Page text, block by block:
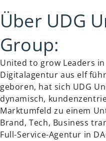
Über UDG
Group:
United to grow Leaders
Digitalagentur aus elf
geboren, hat sich UDG
dynamisch,
Marktumfeld zu einem
Brand, Tech, Business
Full-Service-Agentur in